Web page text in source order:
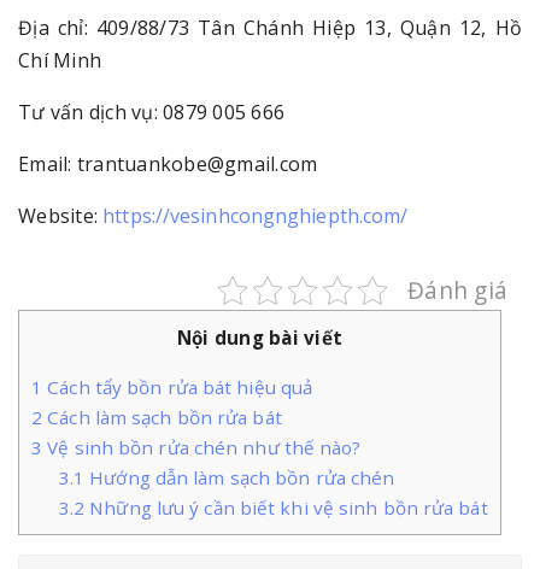
Địa chỉ: 409/88/73 Tân Chánh Hiệp 13, Quận 12, Hồ
Chí Minh
Tư vấn dịch vụ: 0879 005 666
Email: trantuankobe@gmail.com
Website: https://vesinhcongnghiepth.com/
Đánh giá
Nội dung bài viết
1 Cách tẩy bồn rửa bát hiệu quả
2 Cách làm sạch bồn rửa bát
3 Vệ sinh bồn rửa chén như thế nào?
3.1 Hướng dẫn làm sạch bồn rửa chén
3.2 Những lưu ý cần biết khi vệ sinh bồn rửa bát